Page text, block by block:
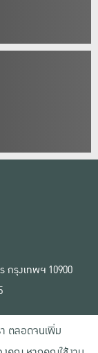
กรุงเทพฯ 10900
า ตลอดจนเพิ่ม